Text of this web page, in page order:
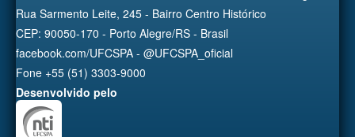
Rua Sarmento Leite, 245 - Bairro Centro Histórico
CEP: 90050-170 - Porto Alegre/RS - Brasil
facebook.com/UFCSPA - @UFCSPA_oficial
Fone +55 (51) 3303-9000
Desenvolvido pelo